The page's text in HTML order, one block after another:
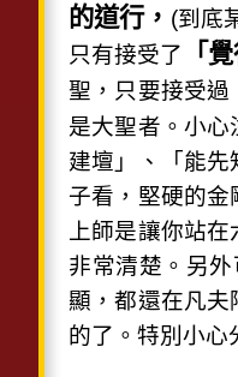
的道行， (到底
只有接受了
「
聖，只要接受過
是大聖者。小心
建壇」、「能
子看，堅硬的
上師是讓你站
非常清楚。另
顯，都還在凡
的了。特別小心